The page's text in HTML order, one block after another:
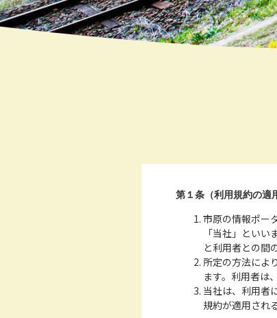
第１条（利用規約の適
市原の情報ポー
「当社」とい
と利用者との間
所定の方法によ
ます。利用者は
当社は、利用者
規約が適用され